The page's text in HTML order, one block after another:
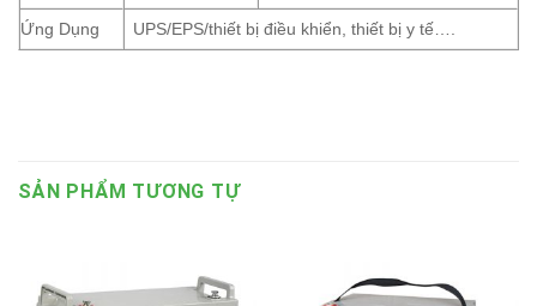
Ứng Dụng UPS/EPS/thiết bị điều khiển, thiết bị y tế….
SẢN PHẨM TƯƠNG TỰ